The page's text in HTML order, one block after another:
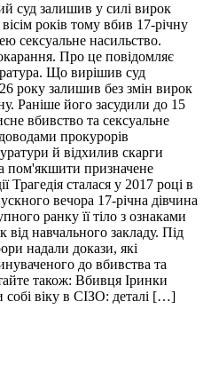
суд залишив у силі вирок
років тому вбив 17-річну
сексуальне насильство.
Про це повідомляє
Що вирішив суд
року залишив без змін вирок
Раніше його засудили до 15
вбивство та сексуальне
прокурорів
й відхилив скарги
пом'якшити призначене
Трагедія сталася у 2017 році в
вечора 17-річна дівчина
ранку її тіло з ознаками
від навчального закладу. Під
надали докази, які
до вбивства та
також: Вбивця Іринки
собі віку в СІЗО: деталі […]